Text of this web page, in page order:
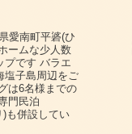
愛南町平碆(ひ
ームな少人数
プです バラエ
塩子島周辺をご
は6名様までの
門民泊
)も併設してい